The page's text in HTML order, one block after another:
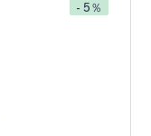
- 5％